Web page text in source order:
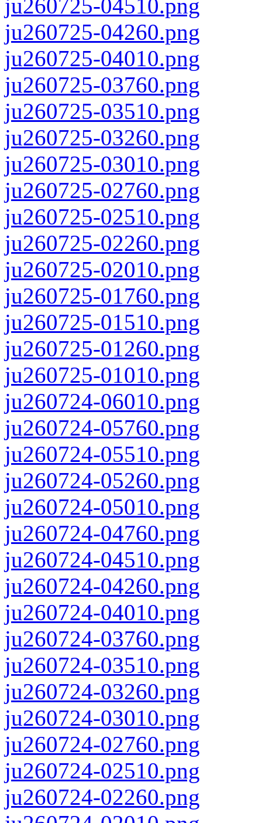
ju260725-04510.png
ju260725-04260.png
ju260725-04010.png
ju260725-03760.png
ju260725-03510.png
ju260725-03260.png
ju260725-03010.png
ju260725-02760.png
ju260725-02510.png
ju260725-02260.png
ju260725-02010.png
ju260725-01760.png
ju260725-01510.png
ju260725-01260.png
ju260725-01010.png
ju260724-06010.png
ju260724-05760.png
ju260724-05510.png
ju260724-05260.png
ju260724-05010.png
ju260724-04760.png
ju260724-04510.png
ju260724-04260.png
ju260724-04010.png
ju260724-03760.png
ju260724-03510.png
ju260724-03260.png
ju260724-03010.png
ju260724-02760.png
ju260724-02510.png
ju260724-02260.png